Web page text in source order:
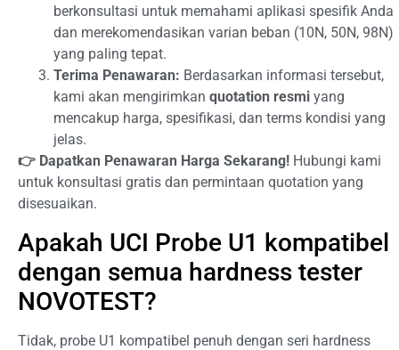
berkonsultasi untuk memahami aplikasi spesifik Anda
dan merekomendasikan varian beban (10N, 50N, 98N)
yang paling tepat.
Terima Penawaran: Berdasarkan informasi tersebut,
kami akan mengirimkan quotation resmi yang
mencakup harga, spesifikasi, dan terms kondisi yang
jelas.
👉 Dapatkan Penawaran Harga Sekarang! Hubungi kami
untuk konsultasi gratis dan permintaan quotation yang
disesuaikan.
Apakah UCI Probe U1 kompatibel
dengan semua hardness tester
NOVOTEST?
Tidak, probe U1 kompatibel penuh dengan seri hardness